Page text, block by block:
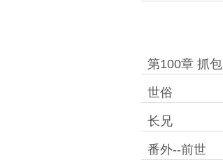
第100章 抓包
世俗
长兄
番外--前世